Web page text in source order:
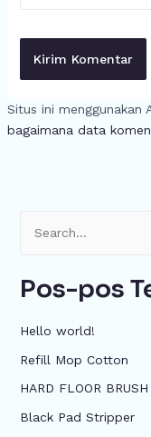
Situs ini menggunakan
bagaimana data
u
n
t
u
Pos-pos
Hello world!
Refill Mop Cotton
HARD FLOOR BRUSH
Black Pad Stripper